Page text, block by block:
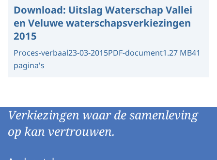
Download: Uitslag Waterschap Vallei
en Veluwe waterschapsverkiezingen
2015
Proces-verbaal23-03-2015PDF-document1.27 MB41
pagina's
Verkiezingen waar de samenleving
op kan vertrouwen.